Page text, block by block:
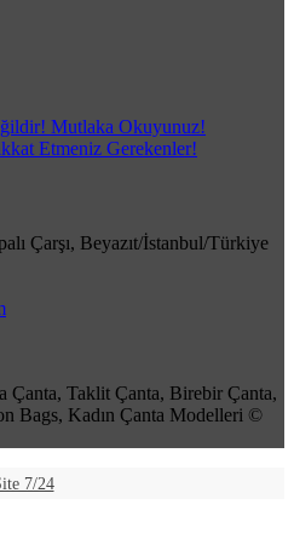
Mutlaka Okuyunuz!
Etmeniz Gerekenler!
Çarşı, Beyazıt/İstanbul/Türkiye
Çanta, Taklit Çanta, Birebir Çanta,
Bags, Kadın Çanta Modelleri ©
7/24